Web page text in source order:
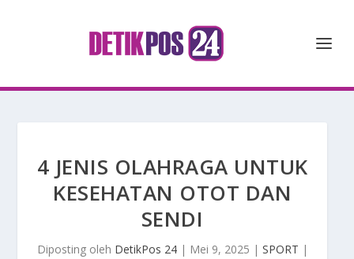
4 JENIS OLAHRAGA UNTUK
KESEHATAN OTOT DAN
SENDI
Diposting oleh DetikPos 24| Mei 9, 2025 | SPORT |